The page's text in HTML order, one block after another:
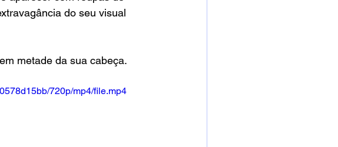
do seu visual
metade da sua cabeça.
720p/mp4/file.mp4